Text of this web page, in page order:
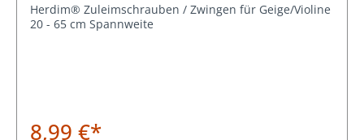
Herdim® Zuleimschrauben / Zwingen für Geige/Violine
20 - 65 cm Spannweite
8,99 €*